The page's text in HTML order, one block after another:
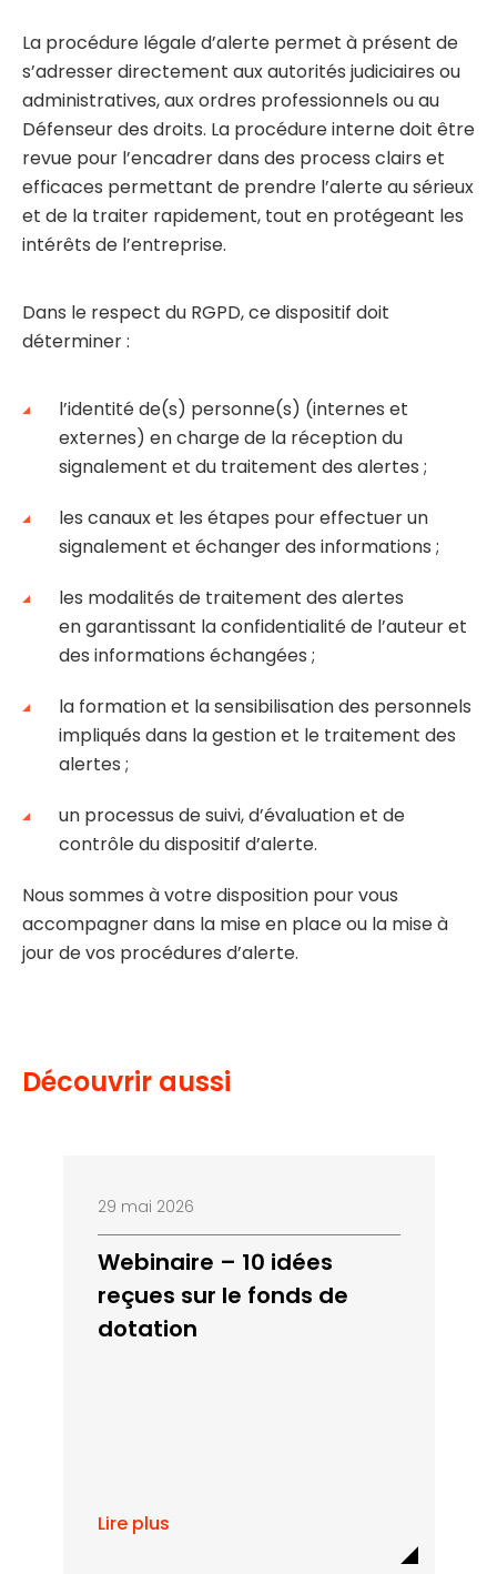
La procédure légale d’alerte permet à présent de
s’adresser directement aux autorités judiciaires ou
administratives, aux ordres professionnels ou au
Défenseur des droits. La procédure interne doit être
revue pour l’encadrer dans des process clairs et
efficaces permettant de prendre l’alerte au sérieux
et de la traiter rapidement, tout en protégeant les
intérêts de l’entreprise.
Dans le respect du RGPD, ce dispositif doit
déterminer :
l’identité de(s) personne(s) (internes et
externes) en charge de la réception du
signalement et du traitement des alertes ;
les canaux et les étapes pour effectuer un
signalement et échanger des informations ;
les modalités de traitement des alertes
en garantissant la confidentialité de l’auteur et
des informations échangées ;
la formation et la sensibilisation des personnels
impliqués dans la gestion et le traitement des
alertes ;
un processus de suivi, d’évaluation et de
contrôle du dispositif d’alerte.
Nous sommes à votre disposition pour vous
accompagner dans la mise en place ou la mise à
jour de vos procédures d’alerte.
Découvrir aussi
29 mai 2026
Webinaire – 10 idées
reçues sur le fonds de
dotation
Lire plus